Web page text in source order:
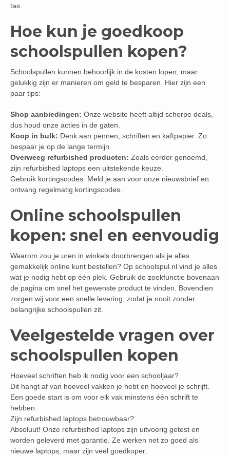
tas.
Hoe kun je goedkoop
schoolspullen kopen?
Schoolspullen kunnen behoorlijk in de kosten lopen, maar
gelukkig zijn er manieren om geld te besparen. Hier zijn een
paar tips:
Shop aanbiedingen: Onze website heeft altijd scherpe deals,
dus houd onze acties in de gaten.
Koop in bulk: Denk aan pennen, schriften en kaftpapier. Zo
bespaar je op de lange termijn.
Overweeg refurbished producten: Zoals eerder genoemd,
zijn refurbished laptops een uitstekende keuze.
Gebruik kortingscodes: Meld je aan voor onze nieuwsbrief en
ontvang regelmatig kortingscodes.
Online schoolspullen
kopen: snel en eenvoudig
Waarom zou je uren in winkels doorbrengen als je alles
gemakkelijk online kunt bestellen? Op schoolspul.nl vind je alles
wat je nodig hebt op één plek. Gebruik de zoekfunctie bovenaan
de pagina om snel het gewenste product te vinden. Bovendien
zorgen wij voor een snelle levering, zodat je nooit zonder
belangrijke schoolspullen zit.
Veelgestelde vragen over
schoolspullen kopen
Hoeveel schriften heb ik nodig voor een schooljaar?
Dit hangt af van hoeveel vakken je hebt en hoeveel je schrijft.
Een goede start is om voor elk vak minstens één schrift te
hebben.
Zijn refurbished laptops betrouwbaar?
Absoluut! Onze refurbished laptops zijn uitvoerig getest en
worden geleverd met garantie. Ze werken net zo goed als
nieuwe laptops, maar zijn veel goedkoper.